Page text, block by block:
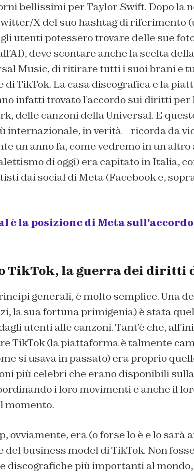
bellissimi per Taylor Swift. Dopo la
X del suo hashtag di riferimento
utenti potessero trovare delle sue
deve scontare anche la scelta
Music, di ritirare tutti i suoi brani e
TikTok. La casa discografica e la
infatti trovato l’accordo sui diritti per
delle canzoni della Universal. E
internazionale, in verità – ricorda da
un anno fa, come vedremo in un
di oggi) era capitato in Italia,
dai social di Meta (Facebook e,
è la posizione di Meta
TikTok, la guerra dei diritti
generali, è molto semplice. Una
la sua fortuna primigenia) è stata
utenti alle canzoni. Tant’è che,
TikTok (la piattaforma è talmente
si usava in passato) era proprio
più celebri che erano disponibili
i loro movimenti e anche il
momento.
ovviamente, era (o forse lo è e lo sarà
business model di TikTok. Non
discografiche più importanti al mondo,